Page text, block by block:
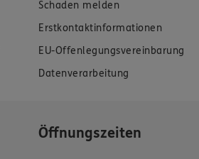
Schaden melden
Erstkontaktinformationen
EU-Offenlegungsvereinbarung
Datenverarbeitung
Öffnungszeiten